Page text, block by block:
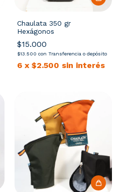
Chaulata 350 gr
Hexágonos
$15.000
$13.500 con Transferencia o depósito
6 x $2.500 sin interés